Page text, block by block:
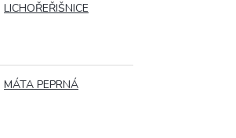
LICHOŘEŘIŠNICE
MÁTA PEPRNÁ